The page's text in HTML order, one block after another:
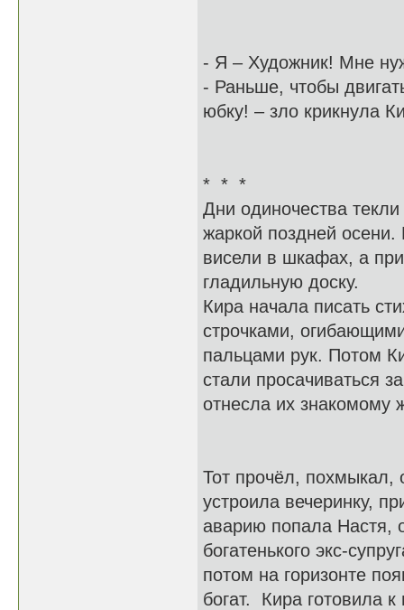
- Я – Художник! Мне
- Раньше, чтобы
юбку! – зло крикнула
* * *
Дни одиночества
жаркой поздней
висели в шкафах, а
гладильную доску.
Кира начала писать
строчками,
пальцами рук. Потом
стали просачиваться
отнесла их знакомому
Тот прочёл, похмыкал,
устроила вечеринку,
аварию попала Настя,
богатенького экс-
потом на горизонте
богат. Кира готовила